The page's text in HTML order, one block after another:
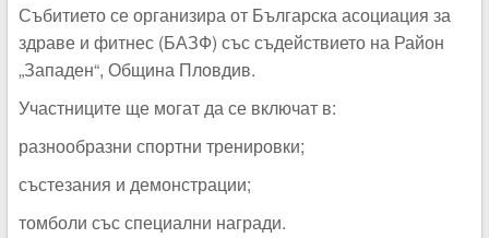
Събитието се организира от Българска асоциация за
здраве и фитнес (БАЗФ) със съдействието на Район
„Западен“, Община Пловдив.
Участниците ще могат да се включат в:
разнообразни спортни тренировки;
състезания и демонстрации;
томболи със специални награди.